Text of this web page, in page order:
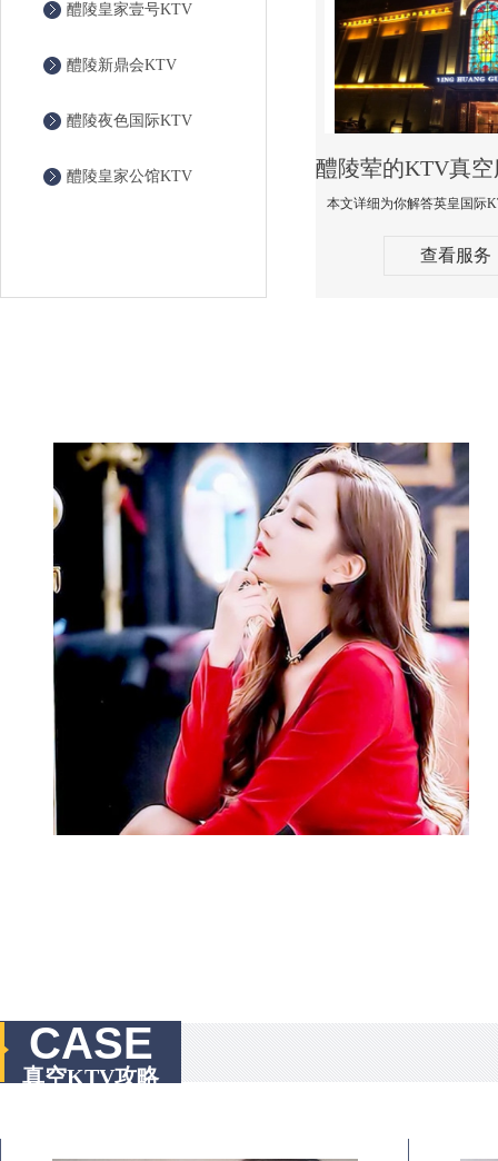
醴陵皇家壹号KTV
醴陵新鼎会KTV
醴陵夜色国际KTV
醴陵皇家公馆KTV
查看服务
CASE
真空KTV攻略